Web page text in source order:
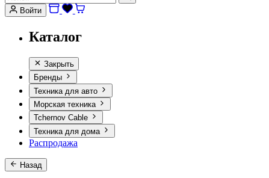
Войти
Каталог
Закрыть
Бренды
Техника для авто
Морская техника
Tchernov Cable
Техника для дома
Распродажа
Назад